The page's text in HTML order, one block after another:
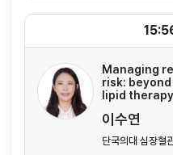
Managing
risk:
lipid therapy
이수연
단국의대 심장혈